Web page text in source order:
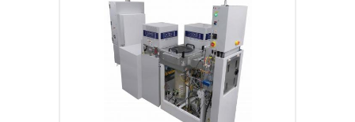
エッチング速度などの膜特性を制御し、優
れた均一性を持つ高品質な薄膜製造用の特
別に設計されたシステムです。当社の最先
端のプラズマ CVD システムは、絶縁膜の
パッシベーション（例：SiO2、SixNy）、
炭化ケイ素、アモルファスシリコン、ハー
ドマスク蒸着、反射防止コーティングに適